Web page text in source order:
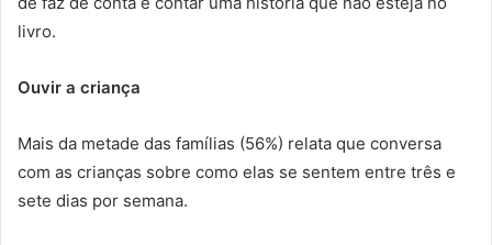
livro.
Ouvir a criança
Mais da metade das famílias (56%) relata que conversa
com as crianças sobre como elas se sentem entre três e
sete dias por semana.